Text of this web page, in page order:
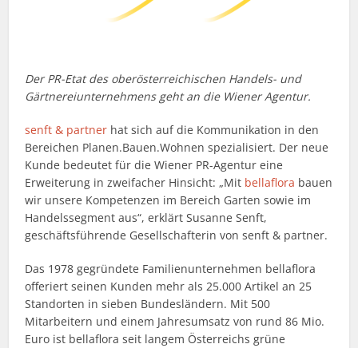
Der PR-Etat des oberösterreichischen Handels- und
Gärtnereiunternehmens geht an die Wiener Agentur.
senft & partner hat sich auf die Kommunikation in den
Bereichen Planen.Bauen.Wohnen spezialisiert. Der neue
Kunde bedeutet für die Wiener PR-Agentur eine
Erweiterung in zweifacher Hinsicht: „Mit bellaflora bauen
wir unsere Kompetenzen im Bereich Garten sowie im
Handelssegment aus“, erklärt Susanne Senft,
geschäftsführende Gesellschafterin von senft & partner.
Das 1978 gegründete Familienunternehmen bellaflora
offeriert seinen Kunden mehr als 25.000 Artikel an 25
Standorten in sieben Bundesländern. Mit 500
Mitarbeitern und einem Jahresumsatz von rund 86 Mio.
Euro ist bellaflora seit langem Österreichs grüne